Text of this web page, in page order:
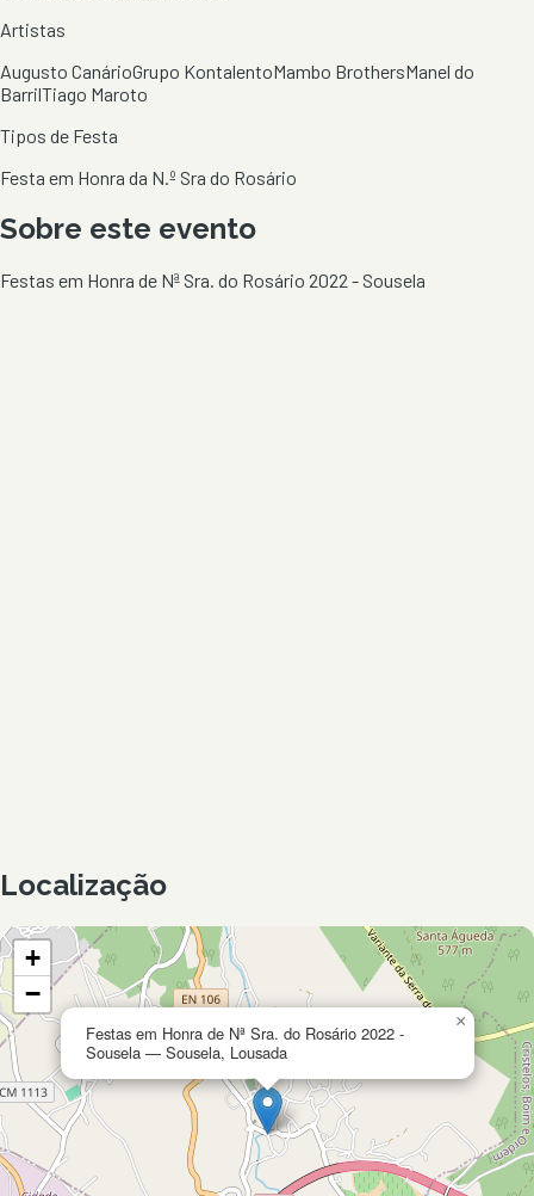
Artistas
Augusto CanárioGrupo KontalentoMambo BrothersManel do
BarrilTiago Maroto
Tipos de Festa
Festa em Honra da N.º Sra do Rosário
Sobre este evento
Festas em Honra de Nª Sra. do Rosário 2022 - Sousela
Localização
Festas em Honra de Nª Sra. do Rosário 2022 -
Sousela — Sousela, Lousada
×
+
−